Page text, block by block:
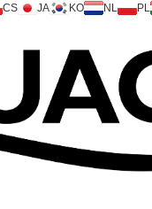
CS JA KO NL PL